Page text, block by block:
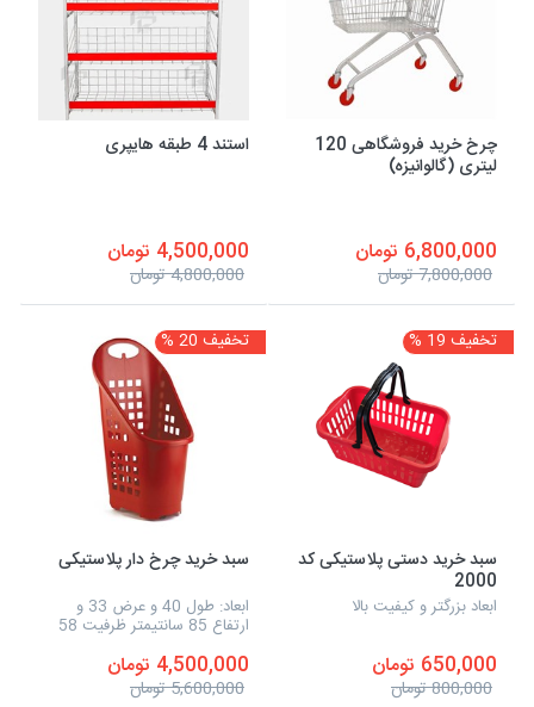
چرخ خرید فروشگاهی 120
لیتری (گالوانیزه)
6,800,000 تومان
7,800,000 تومان
استند 4 طبقه هایپری
4,500,000 تومان
4,800,000 تومان
تخفیف 19 %
سبد خرید دستی پلاستیکی کد
2000
ابعاد بزرگتر و کیفیت بالا
650,000 تومان
800,000 تومان
تخفیف 20 %
سبد خرید چرخ دار پلاستیکی
ابعاد: طول 40 و عرض 33 و
ارتفاع 85 سانتیمتر ظرفیت 58
4,500,000 تومان
5,600,000 تومان